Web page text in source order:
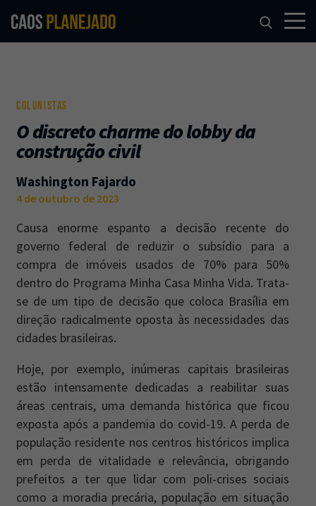
Newsletter
Inscreva-se na newsletter do Caos Planejado e
receba todas as nossas novidades.
INSCREVER-SE
COLUNISTAS
O discreto charme do lobby da
construção civil
Washington Fajardo
4 de outubro de 2023
Causa enorme espanto a decisão recente do
governo federal de reduzir o subsídio para a
compra de imóveis usados de 70% para 50%
dentro do Programa Minha Casa Minha Vida. Trata-
se de um tipo de decisão que coloca Brasília em
direção radicalmente oposta às necessidades das
cidades brasileiras.
Hoje, por exemplo, inúmeras capitais brasileiras
estão intensamente dedicadas a reabilitar suas
áreas centrais, uma demanda histórica que ficou
exposta após a pandemia do covid-19. A perda de
população residente nos centros históricos implica
em perda de vitalidade e relevância, obrigando
prefeitos a ter que lidar com poli-crises sociais
como a moradia precária, população em situação